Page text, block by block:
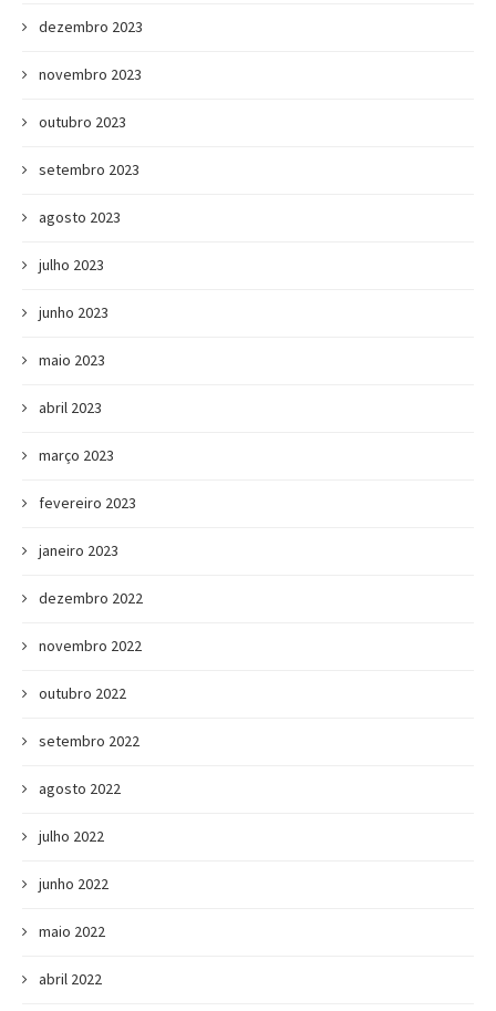
dezembro 2023
novembro 2023
outubro 2023
setembro 2023
agosto 2023
julho 2023
junho 2023
maio 2023
abril 2023
março 2023
fevereiro 2023
janeiro 2023
dezembro 2022
novembro 2022
outubro 2022
setembro 2022
agosto 2022
julho 2022
junho 2022
maio 2022
abril 2022